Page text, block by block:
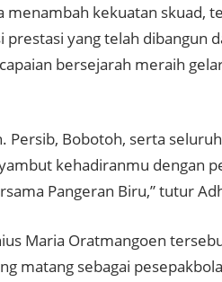
menambah kekuatan skuad,
yang telah dibangun
bersejarah meraih
Persib, Bobotoh, serta
kehadiranmu dengan
Pangeran Biru,” tutur
Maria Oratmangoen
matang sebagai